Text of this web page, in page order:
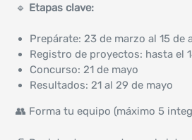
🔹 Etapas clave:
Prepárate: 23 de marzo al 15 de
Registro de proyectos: hasta el
Concurso: 21 de mayo
Resultados: 21 al 29 de mayo
👥 Forma tu equipo (máximo 5